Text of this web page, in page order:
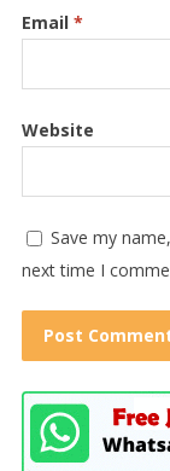
Email *
Website
Save my
next time I